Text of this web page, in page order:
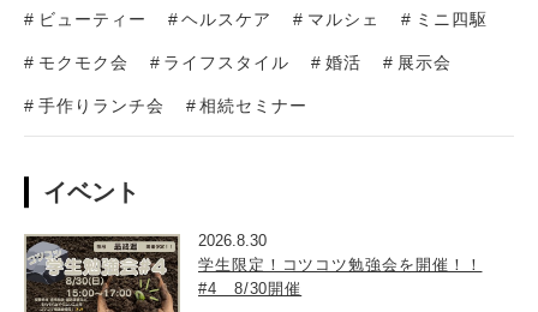
ビューティー ヘルスケア マルシェ ミニ四駆
モクモク会 ライフスタイル 婚活 展示会
手作りランチ会 相続セミナー
イベント
2026.8.30
学生限定！コツコツ勉強会を開催！！
#4 8/30開催